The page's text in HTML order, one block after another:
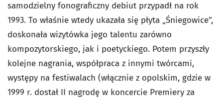
samodzielny fonograficzny debiut przypadł na rok
1993. To właśnie wtedy ukazała się płyta „Śniegowice”,
doskonała wizytówka jego talentu zarówno
kompozytorskiego, jak i poetyckiego. Potem przyszły
kolejne nagrania, współpraca z innymi twórcami,
występy na festiwalach (włącznie z opolskim, gdzie w
1999 r. dostał II nagrodę w koncercie Premiery za